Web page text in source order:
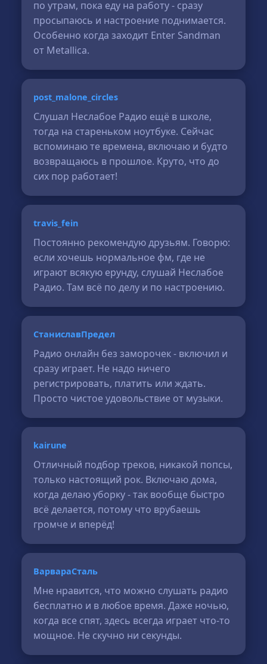
по утрам, пока еду на работу - сразу
просыпаюсь и настроение поднимается.
Особенно когда заходит Enter Sandman
от Metallica.
post_malone_circles
Слушал Неслабое Радио ещё в школе,
тогда на стареньком ноутбуке. Сейчас
вспоминаю те времена, включаю и будто
возвращаюсь в прошлое. Круто, что до
сих пор работает!
travis_fein
Постоянно рекомендую друзьям. Говорю:
если хочешь нормальное фм, где не
играют всякую ерунду, слушай Неслабое
Радио. Там всё по делу и по настроению.
СтаниславПредел
Радио онлайн без заморочек - включил и
сразу играет. Не надо ничего
регистрировать, платить или ждать.
Просто чистое удовольствие от музыки.
kairune
Отличный подбор треков, никакой попсы,
только настоящий рок. Включаю дома,
когда делаю уборку - так вообще быстро
всё делается, потому что врубаешь
громче и вперёд!
ВарвараСталь
Мне нравится, что можно слушать радио
бесплатно и в любое время. Даже ночью,
когда все спят, здесь всегда играет что-то
мощное. Не скучно ни секунды.